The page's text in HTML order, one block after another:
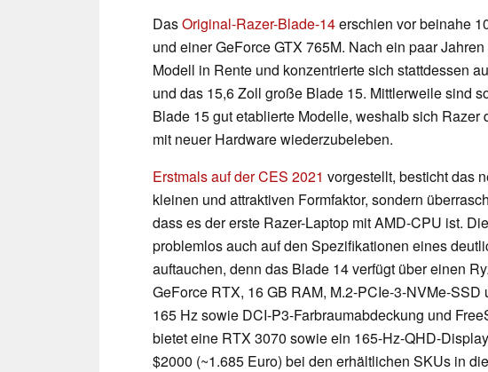
DasOriginal-Razer-Blade-14erschien vor beinahe
und einer GeForce GTX 765M. Nach ein paar
Modell in Rente und konzentrierte sich stattdessen
und das 15,6 Zoll große Blade 15. Mittlerweile sind
Blade 15 gut etablierte Modelle, weshalb sich
mit neuer Hardware wiederzubeleben.
Erstmals auf der CES 2021 vorgestellt, besticht das
kleinen und attraktiven Formfaktor, sondern
dass es der erste Razer-Laptop mit AMD-CPU ist.
problemlos auch auf den Spezifikationen eines
auftauchen, denn das Blade 14 verfügt über einen
GeForce RTX, 16 GB RAM, M.2-PCIe-3-NVMe-
165 Hz sowie DCI-P3-Farbraumabdeckung und
bietet eine RTX 3070 sowie ein 165-Hz-QHD-
$2000 (~1.685 Euro) bei den erhältlichen SKUs in